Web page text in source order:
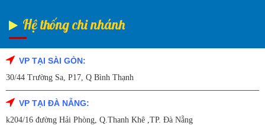
Hệ thống chi nhánh
VP TẠI SÀI GÒN:
30/44 Trường Sa, P17, Q Bình Thạnh
VP TẠI ĐÀ NẴNG:
k204/16 đường Hải Phòng, Q.Thanh Khê ,TP. Đà Nẵng
Fanpage Facebook